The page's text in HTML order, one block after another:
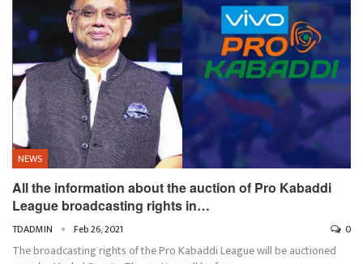
NEWS
All the information about the auction of Pro Kabaddi
League broadcasting rights in…
TDADMIN Feb 26, 2021 0
The broadcasting rights of the Pro Kabaddi League will be auctioned